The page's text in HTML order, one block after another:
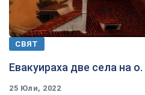
СВЯТ
Евакуираха две села на
25 Юли, 2022